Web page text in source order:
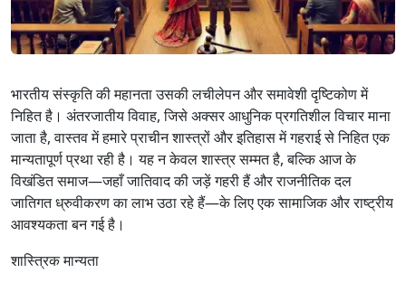
भारतीय संस्कृति की महानता उसकी लचीलेपन और समावेशी दृष्टिकोण में
निहित है। अंतरजातीय विवाह, जिसे अक्सर आधुनिक प्रगतिशील विचार माना
जाता है, वास्तव में हमारे प्राचीन शास्त्रों और इतिहास में गहराई से निहित एक
मान्यतापूर्ण प्रथा रही है। यह न केवल शास्त्र सम्मत है, बल्कि आज के
विखंडित समाज—जहाँ जातिवाद की जड़ें गहरी हैं और राजनीतिक दल
जातिगत ध्रुवीकरण का लाभ उठा रहे हैं—के लिए एक सामाजिक और राष्ट्रीय
आवश्यकता बन गई है।
शास्त्रिक मान्यता